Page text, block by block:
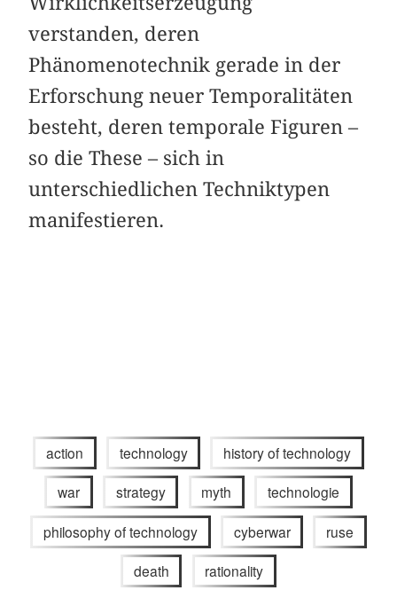
verstanden, deren
Phänomenotechnik gerade in der
Erforschung neuer Temporalitäten
besteht, deren temporale Figuren –
so die These – sich in
unterschiedlichen Techniktypen
manifestieren.
action technology history of technology
war strategy myth technologie
philosophy of technology cyberwar ruse
death rationality